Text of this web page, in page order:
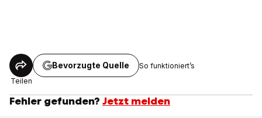
Teilen
Bevorzugte Quelle So funktioniert’s
Fehler gefunden? Jetzt melden